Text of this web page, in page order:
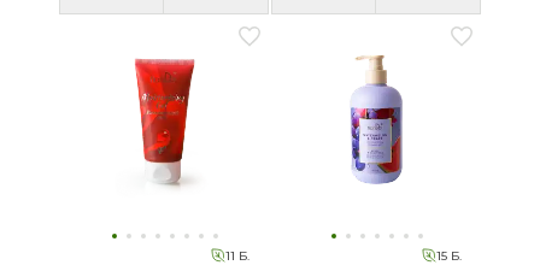
11 Б.
15 Б.